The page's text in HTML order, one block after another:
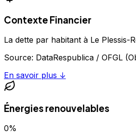
Contexte Financier
La dette par habitant à Le Plessis-
Source: DataRespublica / OFGL
En savoir plus ↓
Énergies renouvelables
0%